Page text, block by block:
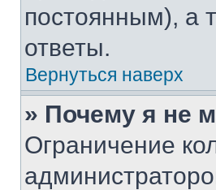
постоянным), а
ответы.
Вернуться наверх
» Почему я не
Ограничение